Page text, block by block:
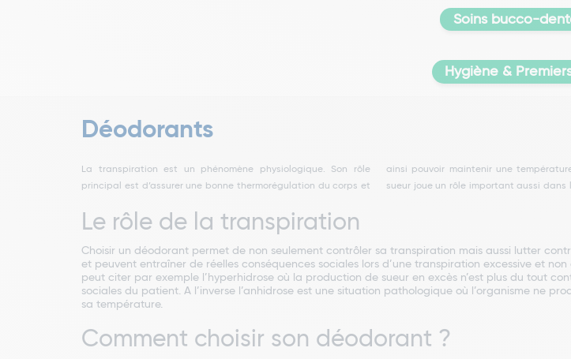
Soins bucco-
Hygiène &
Déodorants
La transpiration est un phénomène physiologique. Son rôle
principal est d’assurer une bonne thermorégulation du corps et
ainsi pouvoir maintenir une température corporelle à 37°C. La
sueur joue un rôle important aussi dans l’excrétion de certaines
Le rôle de la transpiration
Choisir un déodorant permet de non seulement contrôler sa transpiration mais aussi lutter
et peuvent entraîner de réelles conséquences sociales lors d’une transpiration excessive et
peut citer par exemple l’hyperhidrose où la production de sueur en excès n’est plus du tout
sociales du patient. A l’inverse l’anhidrose est une situation pathologique où l’organisme ne
sa température.
Comment choisir son déodorant ?